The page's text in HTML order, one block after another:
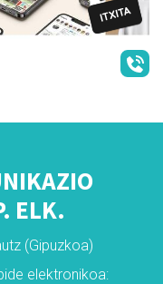
ELK.
(Gipuzkoa)
elektronikoa: